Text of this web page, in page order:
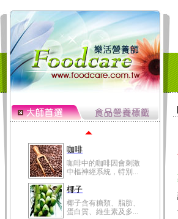
量極低是水腫病人的...
豆豉裡頭含有營養的蛋
白質、脂肪、鈣、磷...
榛果
榛果裡所含的營養素有
迷迭香
迷迭香 裡頭含有咖啡
酸、迷迭香酸、植物...
咖啡
咖啡中的咖啡因會刺激
中樞神經系統，特別...
椰子
椰子含有糖類、脂肪、
蛋白質、維生素及多...